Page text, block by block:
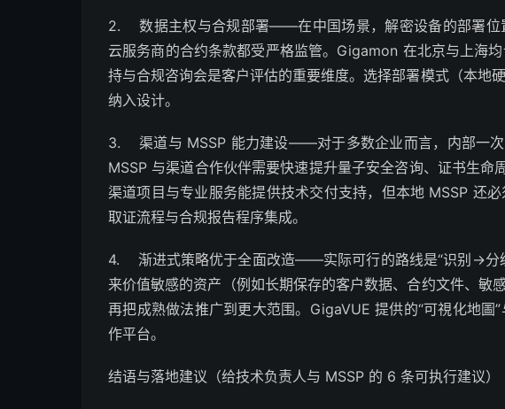
2. 数据主权与合规部署——在中国场景，解密设备的部署位
云服务商的合约条款都受严格监管。Gigamon 在北京与上海
持与合规咨询会是客户评估的重要维度。选择部署模式（本地
纳入设计。
3. 渠道与 MSSP 能力建设——对于多数企业而言，内部一次
MSSP 与渠道合作伙伴需要快速提升量子安全咨询、证书生
渠道项目与专业服务能提供技术交付支持，但本地 MSSP 还
取证流程与合规报告程序集成。
4. 渐进式策略优于全面改造——实际可行的路线是“识别→分
来价值敏感的资产（例如长期保存的客户数据、合约文件、敏
再把成熟做法推广到更大范围。GigaVUE 提供的“可視化地圖
作平台。
结语与落地建议（给技术负责人与 MSSP 的 6 条可执行建议）